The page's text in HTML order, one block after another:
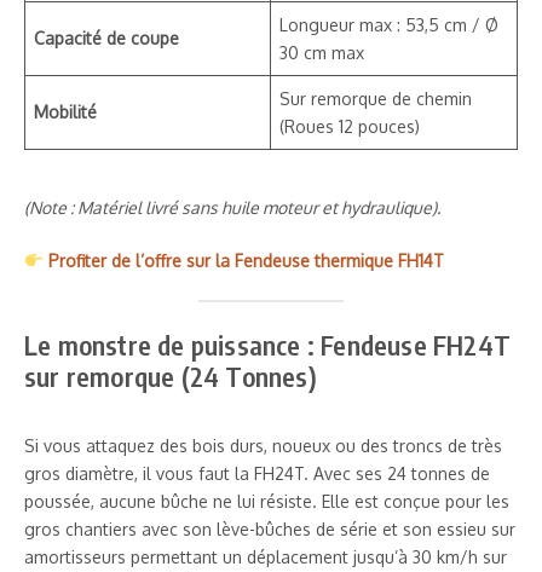
Capacité de coupe
Longueur max : 53,5 cm / Ø
30 cm max
Mobilité
Sur remorque de chemin
(Roues 12 pouces)
(Note : Matériel livré sans huile moteur et hydraulique).
Profiter de l’offre sur la Fendeuse thermique FH14T
Le monstre de puissance : Fendeuse FH24T
sur remorque (24 Tonnes)
Si vous attaquez des bois durs, noueux ou des troncs de très
gros diamètre, il vous faut la FH24T. Avec ses 24 tonnes de
poussée, aucune bûche ne lui résiste. Elle est conçue pour les
gros chantiers avec son lève-bûches de série et son essieu sur
amortisseurs permettant un déplacement jusqu’à 30 km/h sur